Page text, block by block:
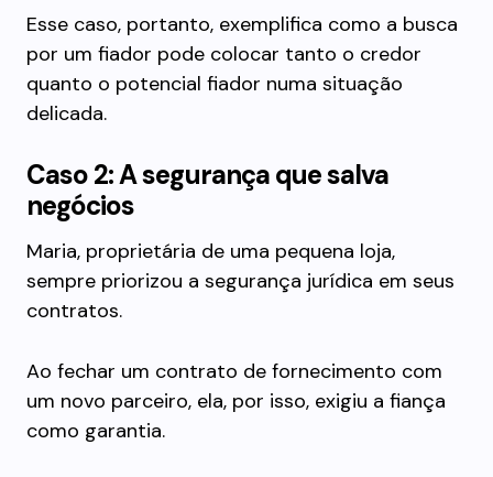
Esse caso, portanto, exemplifica como a busca
por um fiador pode colocar tanto o credor
quanto o potencial fiador numa situação
delicada.
Caso 2: A segurança que salva
negócios
Maria, proprietária de uma pequena loja,
sempre priorizou a segurança jurídica em seus
contratos.
Ao fechar um contrato de fornecimento com
um novo parceiro, ela, por isso, exigiu a fiança
como garantia.